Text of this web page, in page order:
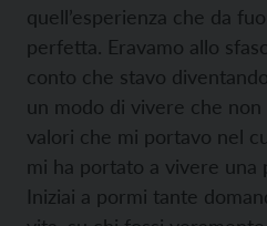
quell’esperienza che da
perfetta. Eravamo allo
conto che stavo
un modo di vivere che
valori che mi portavo nel
mi ha portato a vivere una
Iniziai a pormi tante